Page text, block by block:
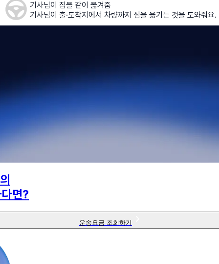
기사님이 짐을 같이 옮겨줌
기사님이 출·도착지에서 차량까지 짐을 옮기는 것을 도와줘요.
면?
운송요금 조회하기